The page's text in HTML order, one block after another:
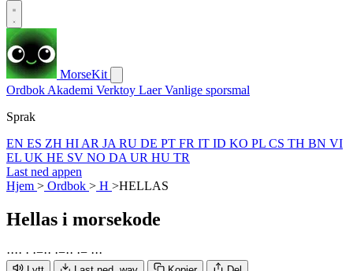
MorseKit
Ordbok Akademi Verktoy LaerVanlige sporsmal
Sprak
EN ES ZH HI AR JA RU DE PT FR IT ID KO PL CS TH BN VI
EL UK HE SV NO DA UR HU TR
Last ned appen
Hjem > Ordbok > H >HELLAS
Hellas i morsekode
···· · ·−·· ·−·· ·− ···